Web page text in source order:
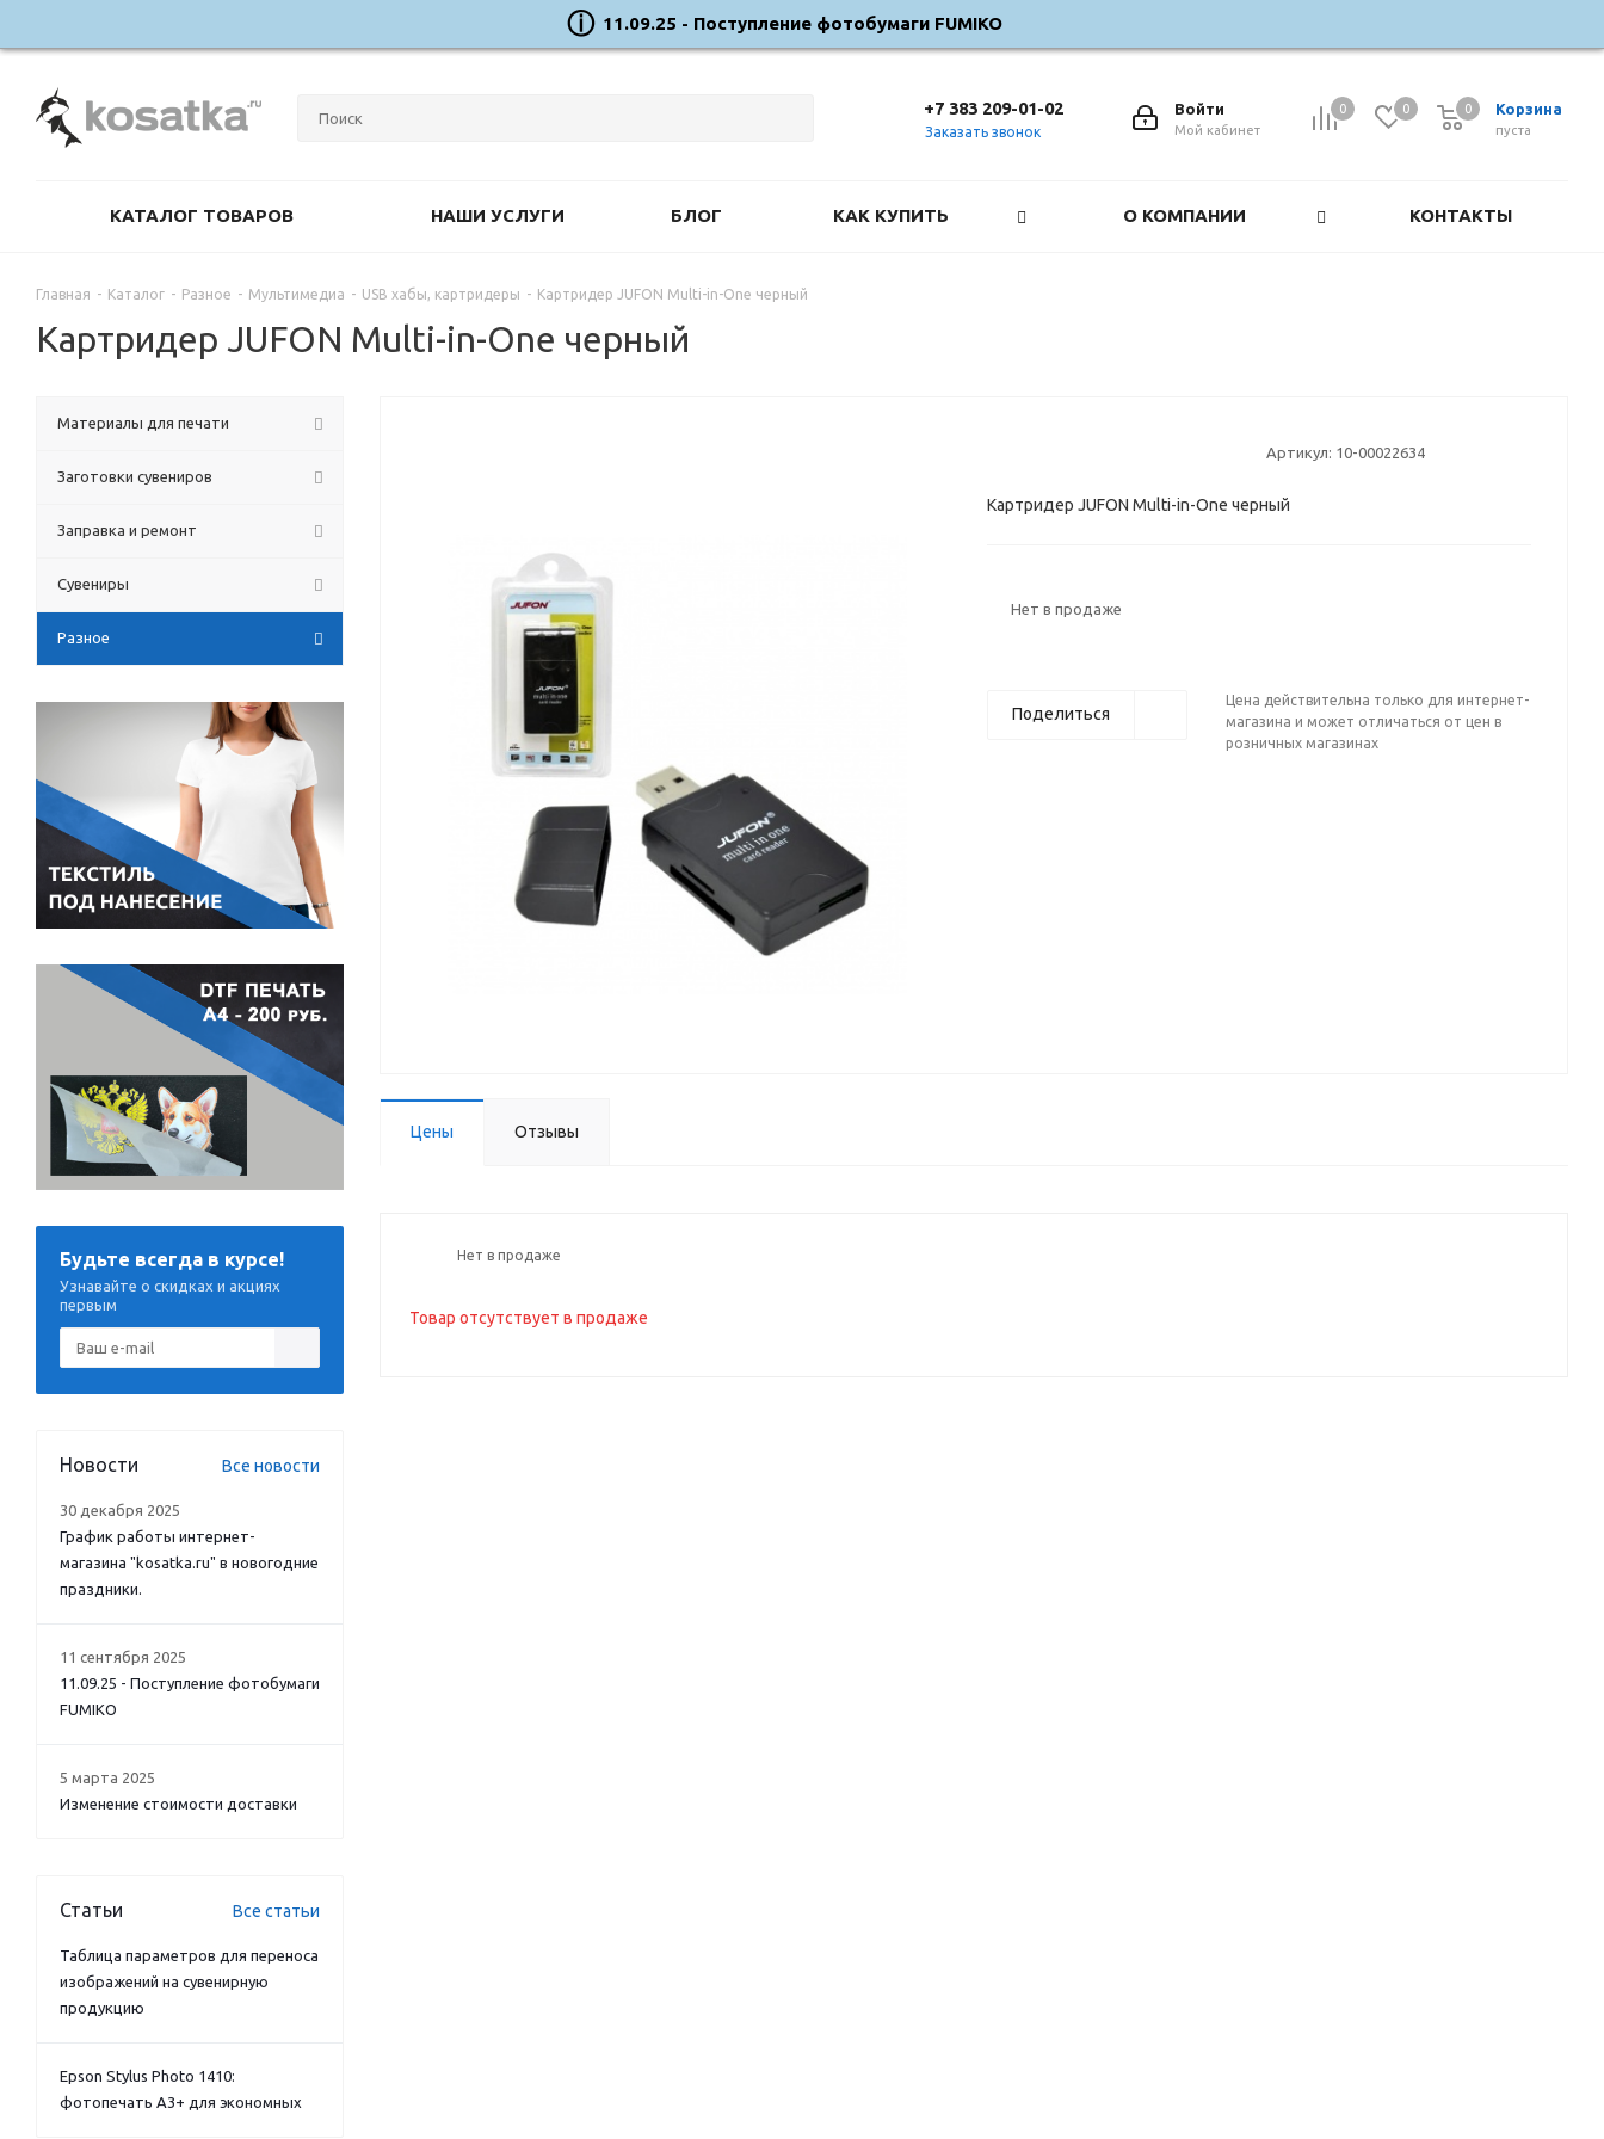
11.09.25 - Поступление фотобумаги FUMIKO
0 0 Корзина
0
пуста
0
Войти
Мой кабинет
+7 383 209-01-02
Заказать звонок
КАТАЛОГ ТОВАРОВ НАШИ УСЛУГИ БЛОГ КАК КУПИТЬ О КОМПАНИИ КОНТАКТЫ
Главная - Каталог - Разное - Мультимедиа - USB хабы, картридеры - Картридер JUFON Multi-in-One черный
Картридер JUFON Multi-in-One черный
Артикул: 10-00022634
Картридер JUFON Multi-in-One черный
Нет в продаже
Поделиться
Цена действительна только для интернет-
магазина и может отличаться от цен в
розничных магазинах
Цены Отзывы
Нет в продаже
Товар отсутствует в продаже
Материалы для печати
Заготовки сувениров
Заправка и ремонт
Сувениры
Разное
Будьте всегда в курсе!
Узнавайте о скидках и акциях
первым
Новости Все новости
30 декабря 2025
График работы интернет-
магазина "kosatka.ru" в новогодние
праздники.
11 сентября 2025
11.09.25 - Поступление фотобумаги
FUMIKO
5 марта 2025
Изменение стоимости доставки
Статьи Все статьи
Таблица параметров для переноса
изображений на сувенирную
продукцию
Epson Stylus Photo 1410:
фотопечать А3+ для экономных